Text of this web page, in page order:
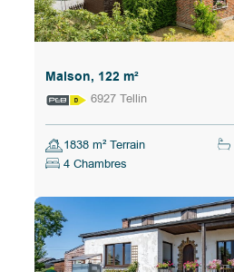
Maison, 122 m²
6927 Tellin
1838 m² Terrain
4 Chambres